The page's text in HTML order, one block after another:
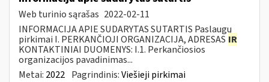
Web turinio sąrašas 2022-02-11
INFORMACIJA APIE SUDARYTAS SUTARTIS Paslaugų
pirkimai I. PERKANČIOJI ORGANIZACIJA, ADRESAS IR
KONTAKTINIAI DUOMENYS: I.1. Perkančiosios
organizacijos pavadinimas...
Metai: 2022 Pagrindinis:Viešieji pirkimai